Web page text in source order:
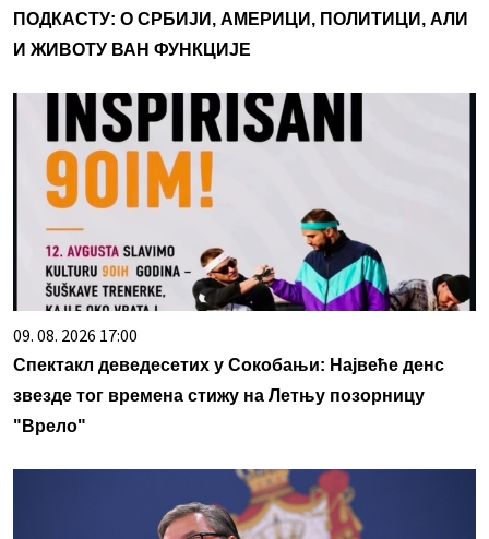
ПОДКАСТУ: О СРБИЈИ, АМЕРИЦИ, ПОЛИТИЦИ, АЛИ
И ЖИВОТУ ВАН ФУНКЦИЈЕ
09. 08. 2026 17:00
Спектакл деведесетих у Сокобањи: Највеће денс
звезде тог времена стижу на Летњу позорницу
"Врело"